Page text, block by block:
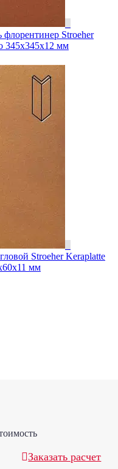
флорентинер Stroeher
345х345х12 мм
Stroeher Keraplatte
мм
Заказать расчет